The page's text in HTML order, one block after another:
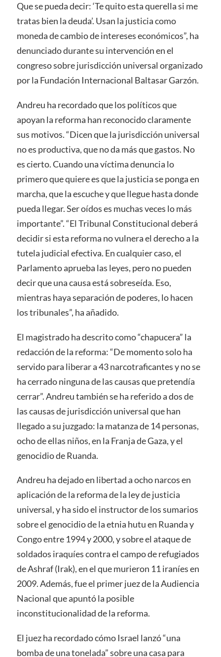
Que se pueda decir: ‘Te quito esta querella si me
tratas bien la deuda’. Usan la justicia como
moneda de cambio de intereses económicos”, ha
denunciado durante su intervención en el
congreso sobre jurisdicción universal organizado
por la Fundación Internacional Baltasar Garzón.
Andreu ha recordado que los políticos que
apoyan la reforma han reconocido claramente
sus motivos. “Dicen que la jurisdicción universal
no es productiva, que no da más que gastos. No
es cierto. Cuando una víctima denuncia lo
primero que quiere es que la justicia se ponga en
marcha, que la escuche y que llegue hasta donde
pueda llegar. Ser oídos es muchas veces lo más
importante”. “El Tribunal Constitucional deberá
decidir si esta reforma no vulnera el derecho a la
tutela judicial efectiva. En cualquier caso, el
Parlamento aprueba las leyes, pero no pueden
decir que una causa está sobreseída. Eso,
mientras haya separación de poderes, lo hacen
los tribunales”, ha añadido.
El magistrado ha descrito como “chapucera” la
redacción de la reforma: “De momento solo ha
servido para liberar a 43 narcotraficantes y no se
ha cerrado ninguna de las causas que pretendía
cerrar”. Andreu también se ha referido a dos de
las causas de jurisdicción universal que han
llegado a su juzgado: la matanza de 14 personas,
ocho de ellas niños, en la Franja de Gaza, y el
genocidio de Ruanda.
Andreu ha dejado en libertad a ocho narcos en
aplicación de la reforma de la ley de justicia
universal, y ha sido el instructor de los sumarios
sobre el genocidio de la etnia hutu en Ruanda y
Congo entre 1994 y 2000, y sobre el ataque de
soldados iraquíes contra el campo de refugiados
de Ashraf (Irak), en el que murieron 11 iraníes en
2009. Además, fue el primer juez de la Audiencia
Nacional que apuntó la posible
inconstitucionalidad de la reforma.
El juez ha recordado cómo Israel lanzó “una
bomba de una tonelada” sobre una casa para